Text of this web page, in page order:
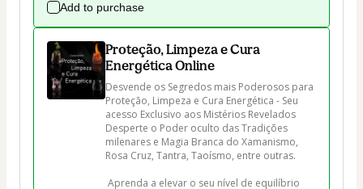
Add to purchase
Proteção, Limpeza e Cura
Energética Online
Desvende os Segredos mais Poderosos para
Proteção, Limpeza e Cura Energética - Seu
acesso Exclusivo aos Mistérios Revelados
Desperte o Poder oculto das Tradições
milenares e Magia Branca do Xamanismo,
Rosa Cruz, Tantra, Taoísmo, entre outras.